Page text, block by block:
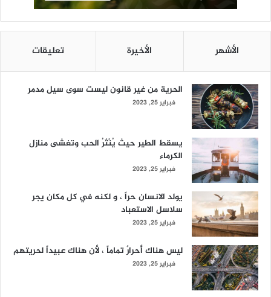
الأشهر الأخيرة تعليقات
الحرية من غير قانون ليست سوى سيل مدمر
فبراير 25, 2023
يسقط الطير حيث يُنْثَرُ الحب وتغشى منازل
الكرماء
فبراير 25, 2023
يولد الانسان حراً ، و لكنه في كل مكان يجر
سلاسل الاستعباد
فبراير 25, 2023
ليس هناك أحرارٌ تماماً ، لأن هناك عبيداً لحريتهم
فبراير 25, 2023